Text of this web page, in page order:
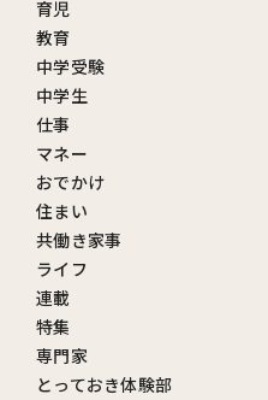
育児
教育
中学受験
中学生
仕事
マネー
おでかけ
住まい
共働き家事
ライフ
連載
特集
専門家
とっておき体験部